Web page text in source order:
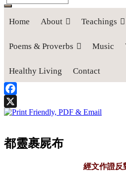
Home About Teachings
Poems & Proverbs Music
Healthy Living Contact
Facebook
X
都靈裹屍布
經文作證反